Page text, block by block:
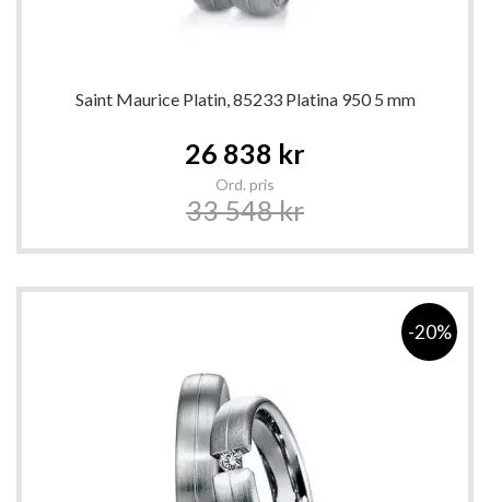
Saint Maurice Platin, 85233 Platina 950 5 mm
26 838 kr
Ord. pris
33 548 kr
-20%